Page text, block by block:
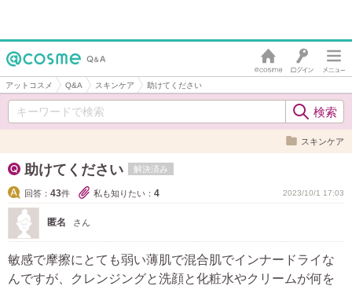
アットコスメ Q&A スキンケア 助けてください
スキンケア
助けてください 解決済み
回答： 43件 私も知りたい： 4 2023/10/1 17:03
匿名 さん
敏感で摩擦にとても弱い薄肌で混合肌でインナードライな
んですが、クレンジングと洗顔と化粧水やクリームが何を